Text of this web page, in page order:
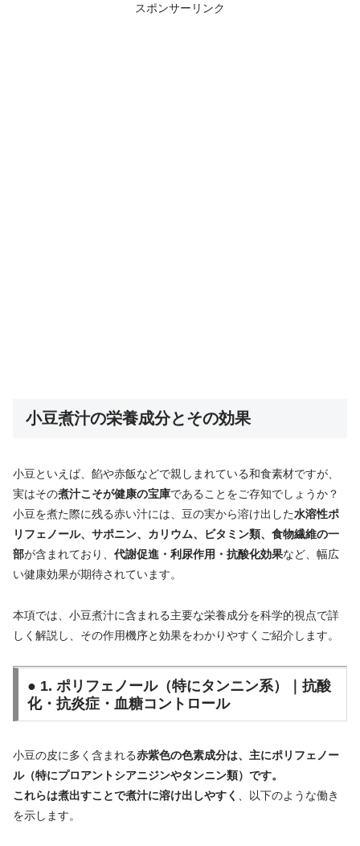
スポンサーリンク
小豆煮汁の栄養成分とその効果
小豆といえば、餡や赤飯などで親しまれている和食素材ですが、
実はその煮汁こそが健康の宝庫であることをご存知でしょうか？
小豆を煮た際に残る赤い汁には、豆の実から溶け出した水溶性ポ
リフェノール、サポニン、カリウム、ビタミン類、食物繊維の一
部が含まれており、 代謝促進・利尿作用・抗酸化効果など、幅広
い健康効果が期待されています。
本項では、小豆煮汁に含まれる主要な栄養成分を科学的視点で詳
しく解説し、その作用機序と効果をわかりやすくご紹介します。
● 1. ポリフェノール（特にタンニン系）｜抗酸
化・抗炎症・血糖コントロール
小豆の皮に多く含まれる赤紫色の色素成分は、主にポリフェノー
ル（特にプロアントシアニジンやタンニン類）です。
これらは煮出すことで煮汁に溶け出しやすく
、以下のような働き
を示します。